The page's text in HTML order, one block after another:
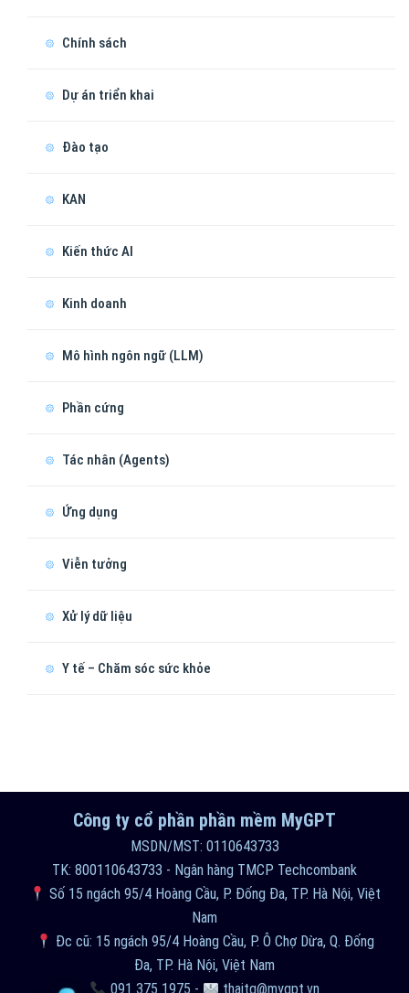
Chính sách
Dự án triển khai
Đào tạo
KAN
Kiến thức AI
Kinh doanh
Mô hình ngôn ngữ (LLM)
Phần cứng
Tác nhân (Agents)
Ứng dụng
Viễn tưởng
Xử lý dữ liệu
Y tế – Chăm sóc sức khỏe
Công ty cổ phần phần mềm MyGPT
MSDN/MST: 0110643733
TK: 800110643733 - Ngân hàng TMCP Techcombank
Số 15 ngách 95/4 Hoàng Cầu, P. Đống Đa, TP. Hà Nội, Việt
Nam
Đc cũ: 15 ngách 95/4 Hoàng Cầu, P. Ô Chợ Dừa, Q. Đống
Đa, TP. Hà Nội, Việt Nam
091 375 1975 - thaitq@mygpt.vn